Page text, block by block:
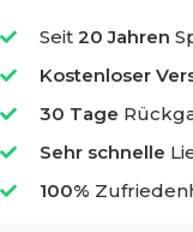
Seit 20 Jahren
Kostenloser
30 Tage
Sehr schnelle
100%